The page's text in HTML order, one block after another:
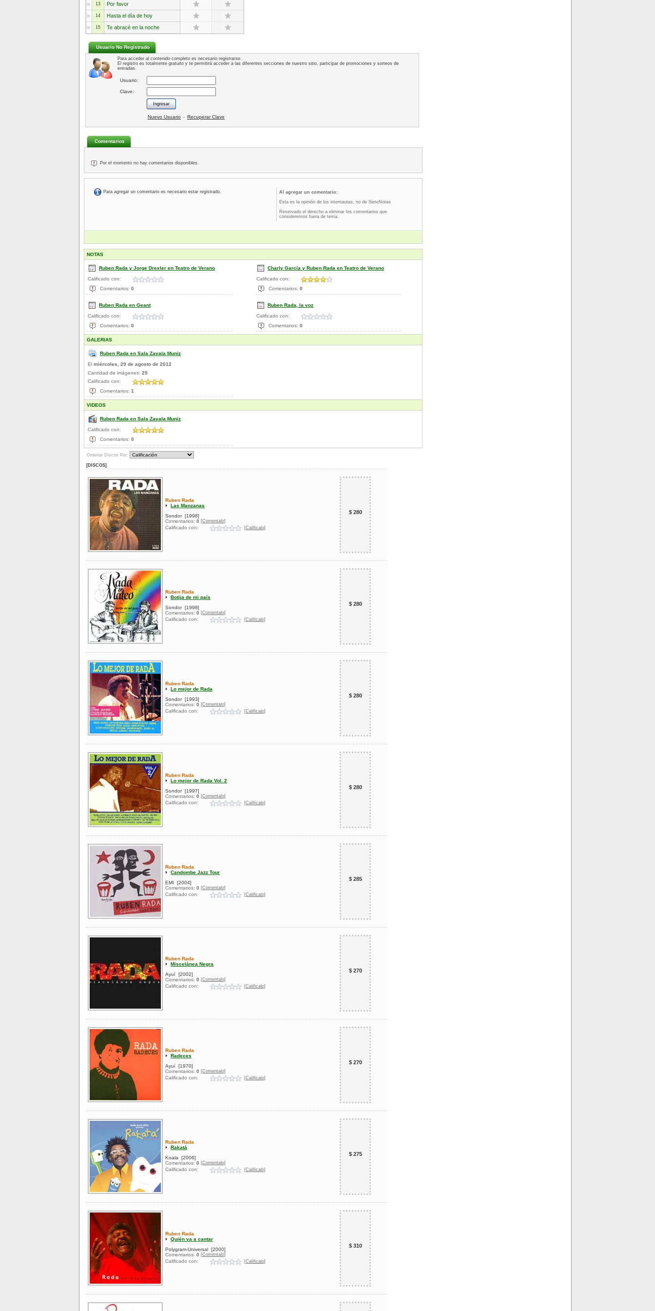
13 Por favor
14 Hasta el día de hoy
15 Te abracé en la noche
Usuario No Registrado
Para acceder al contenido completo es necesario registrarse.
El registro es totalmente gratuito y te permitirá acceder a las diferentes secciones de nuestro sitio, participar de promociones y sorteos de
entradas.
Usuario:
Clave:
Nuevo Usuario - Recuperar Clave
Comentarios
Por el momento no hay comentarios disponibles.
Para agregar un comentario es necesario estar registrado.
Al agregar un comentario:
Esta es la opinión de los internautas, no de SieteNotas
Reservado el derecho a eliminar los comentarios que
consideremos fuera de tema.
NOTAS
Ruben Rada y Jorge Drexler en Teatro de Verano
Calificado con:
Comentarios: 0
Charly García y Ruben Rada en Teatro de Verano
Calificado con:
Comentarios: 0
Ruben Rada en Geant
Calificado con:
Comentarios: 0
Ruben Rada, la voz
Calificado con:
Comentarios: 0
GALERIAS
Ruben Rada en Sala Zavala Muniz
El miércoles, 29 de agosto de 2012
Cantidad de imágenes: 25
Calificado con:
Comentarios: 1
VIDEOS
Ruben Rada en Sala Zavala Muniz
Calificado con:
Comentarios: 0
Ordenar Discos Por:
[DISCOS]
Ruben Rada
Las Manzanas
Sondor [1998]
Comentarios: 0 [Comentalo]
Calificado con: [Calificalo]
$ 280
Ruben Rada
Botija de mi país
Sondor [1998]
Comentarios: 0 [Comentalo]
Calificado con: [Calificalo]
$ 280
Ruben Rada
Lo mejor de Rada
Sondor [1993]
Comentarios: 0 [Comentalo]
Calificado con: [Calificalo]
$ 280
Ruben Rada
Lo mejor de Rada Vol. 2
Sondor [1997]
Comentarios: 0 [Comentalo]
Calificado con: [Calificalo]
$ 280
Ruben Rada
Candombe Jazz Tour
EMI
[2004]
Comentarios: 0 [Comentalo]
Calificado con: [Calificalo]
$ 285
Ruben Rada
Miscelánea Negra
Ayuí [2002]
Comentarios: 0 [Comentalo]
Calificado con: [Calificalo]
$ 270
Ruben Rada
Radeces
Ayuí [1970]
Comentarios: 0 [Comentalo]
Calificado con: [Calificalo]
$ 270
Ruben Rada
Rakatá
Koala
[2006]
Comentarios: 0 [Comentalo]
Calificado con: [Calificalo]
$ 275
Ruben Rada
Quién va a cantar
Polygram-Universal [2000]
Comentarios: 0 [Comentalo]
Calificado con: [Calificalo]
$ 310